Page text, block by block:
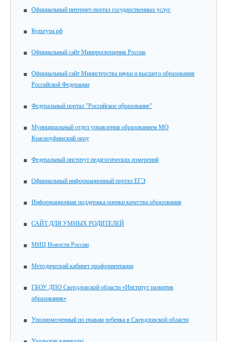
Официальный интернет-портал государственных услуг
Культура.рф
Официальный сайт Минпросвещения России
Официальный сайт Министерства науки и высшего образования
Российской Федерации
Федеральный портал "Российское образование"
Муниципальный отдел управления образованием МО
Красноуфимский окру
Федеральный институт педагогических измерений
Официальный информационный портал ЕГЭ
Информационная поддержка оценки качества образования
САЙТ ДЛЯ УМНЫХ РОДИТЕЛЕЙ
МИЦ Новости России
Методический кабинет профориентации
ГБОУ ДПО Свердловской области «Институт развития
образования»
Уполномоченный по правам ребенка в Свердловской области